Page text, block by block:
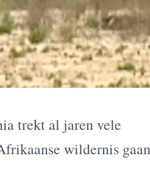
trekt al jaren vele
wildernis gaan